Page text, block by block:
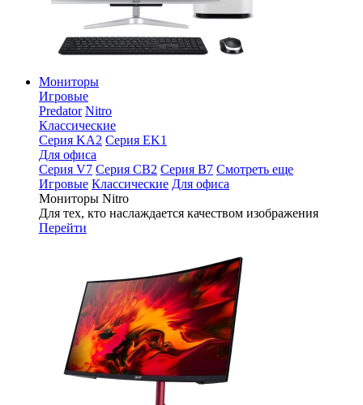
Мониторы
Игровые
Predator Nitro
Классические
Серия KA2 Серия EK1
Для офиса
Серия V7 Серия CB2 Серия B7 Смотреть еще
Игровые Классические Для офиса
Мониторы Nitro
Для тех, кто наслаждается качеством изображения
Перейти